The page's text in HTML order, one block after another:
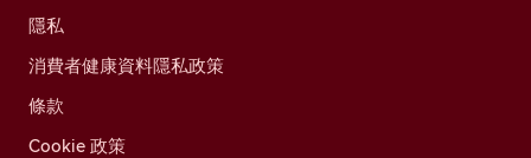
隱私
消費者健康資料隱私政策
條款
Cookie 政策